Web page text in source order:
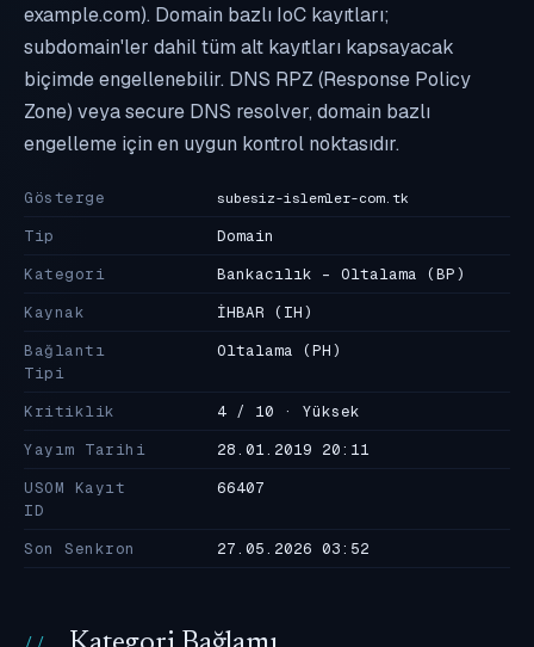
example.com). Domain bazlı IoC kayıtları;
subdomain'ler dahil tüm alt kayıtları kapsayacak
biçimde engellenebilir. DNS RPZ (Response Policy
Zone) veya secure DNS resolver, domain bazlı
engelleme için en uygun kontrol noktasıdır.
Gösterge subesiz-islemler-com.tk
Tip
Domain
Kategori
Bankacılık - Oltalama (BP)
Kaynak
İHBAR (IH)
Bağlantı
Tipi
Oltalama (PH)
Kritiklik
4 / 10 · Yüksek
Yayım Tarihi
28.01.2019 20:11
USOM Kayıt
ID
66407
Son Senkron 27.05.2026 03:52